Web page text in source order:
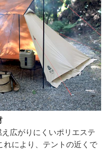
広がりにくいポリエステ
れにより、テントの近くで